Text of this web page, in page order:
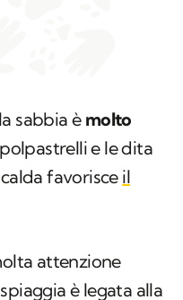
sabbia èmolto
e le dita
favorisce il
attenzione
è legata alla